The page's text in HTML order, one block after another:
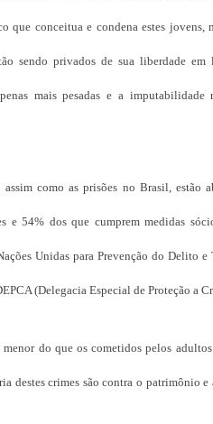
que conceitua e condena estes
sendo privados de sua liberdade
mais pesadas e a imputabilidade
como as prisões no Brasil, estão
54% dos que cumprem medidas
Unidas para Prevenção do Delito
(Delegacia Especial de Proteção a
do que os cometidos pelos
destes crimes são contra o patrimônio